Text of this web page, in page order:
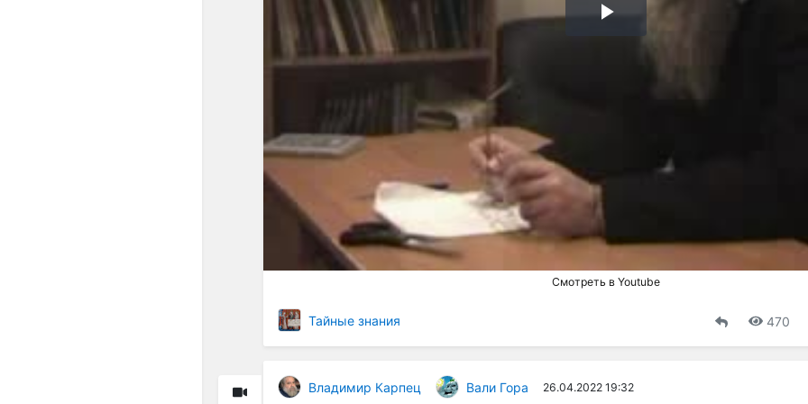
Воспроизвести
видео
Смотреть в Youtube
Тайные знания 470
Владимир Карпец Вали Гора 26.04.2022 19:32